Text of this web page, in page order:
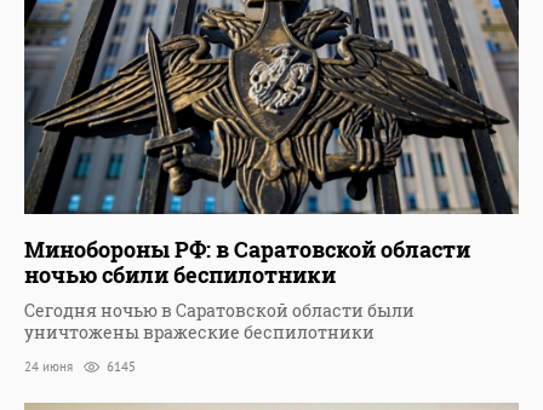
Минобороны РФ: в Саратовской области
ночью сбили беспилотники
Сегодня ночью в Саратовской области были
уничтожены вражеские беспилотники
24 июня 6145